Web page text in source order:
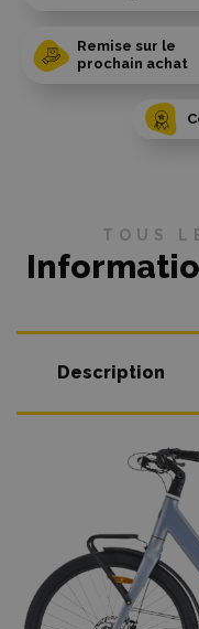
Remise sur le
prochain achat
TOUS
Description